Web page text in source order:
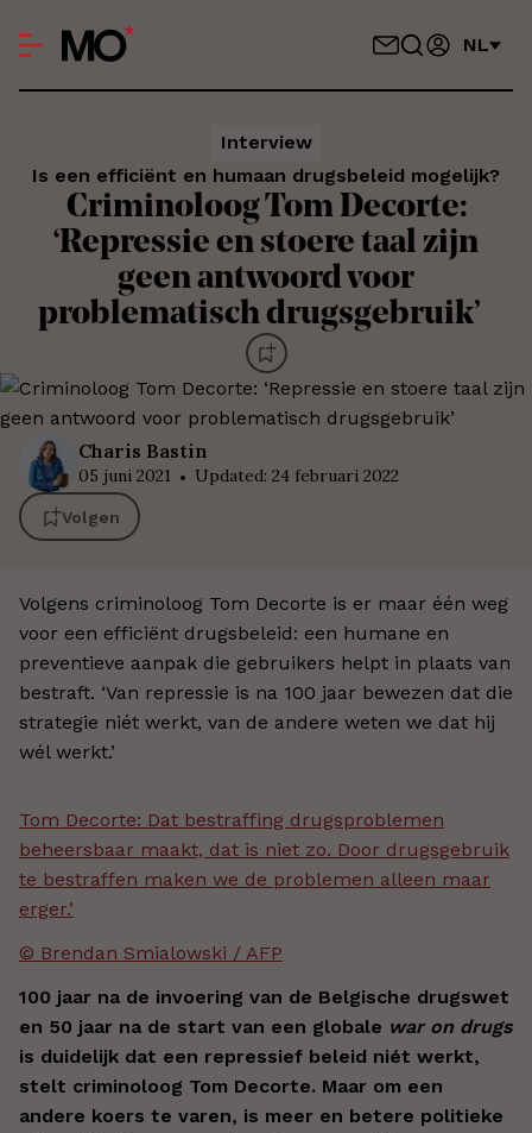
NL
Interview
Is een efficiënt en humaan drugsbeleid mogelijk?
Criminoloog Tom Decorte:
‘Repressie en stoere taal zijn
geen antwoord voor
problematisch drugsgebruik’
Charis Bastin
05 juni 2021 Updated: 24 februari 2022
Volgen
Volgens criminoloog Tom Decorte is er maar één weg
voor een efficiënt drugsbeleid: een humane en
preventieve aanpak die gebruikers helpt in plaats van
bestraft. ‘Van repressie is na 100 jaar bewezen dat die
strategie niét werkt, van de andere weten we dat hij
wél werkt.’
Tom Decorte: Dat bestraffing drugsproblemen
beheersbaar maakt, dat is niet zo. Door drugsgebruik
te bestraffen maken we de problemen alleen maar
erger.’
© Brendan Smialowski / AFP
100 jaar na de invoering van de Belgische drugswet
en 50 jaar na de start van een globale war on drugs
is duidelijk dat een repressief beleid niét werkt,
stelt criminoloog Tom Decorte. Maar om een
andere koers te varen, is meer en betere politieke